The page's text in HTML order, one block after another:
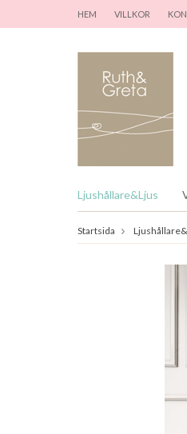
HEM VILLKOR
Ljushållare&Ljus
Startsida